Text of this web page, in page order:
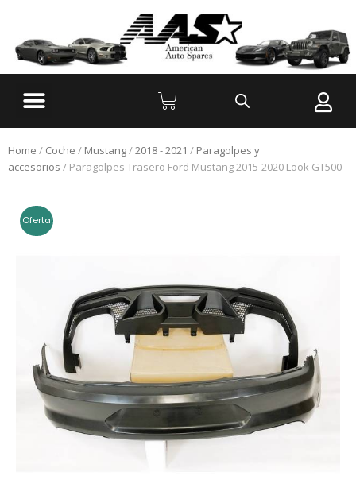
Home / Coche / Mustang/2018 - 2021 / Paragolpes y
accesorios / Paragolpes Trasero Ford Mustang 2015-2020 Look GT500
¡Oferta!